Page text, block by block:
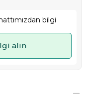
bilgi
alın